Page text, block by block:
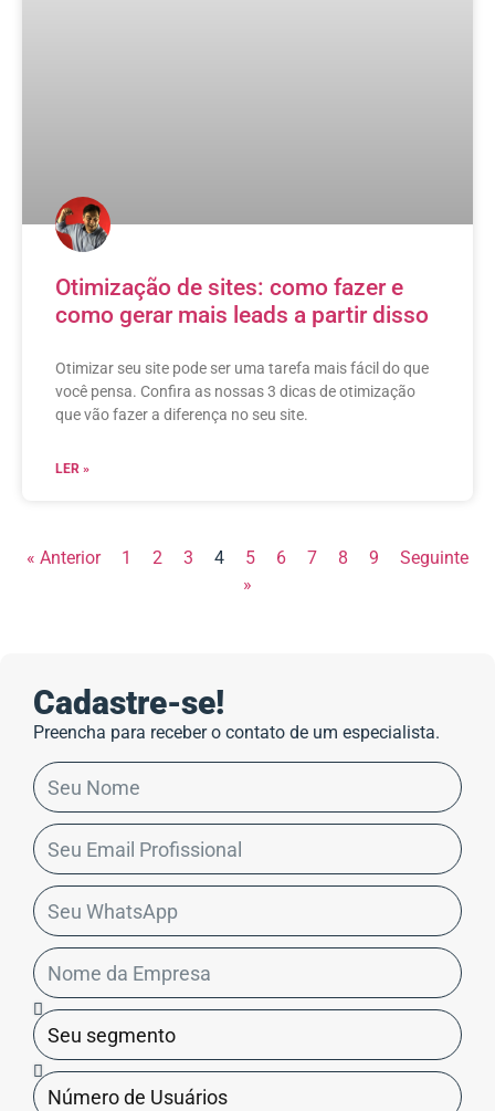
Otimização de sites: como fazer e
como gerar mais leads a partir disso
Otimizar seu site pode ser uma tarefa mais fácil do que
você pensa. Confira as nossas 3 dicas de otimização
que vão fazer a diferença no seu site.
LER »
« Anterior 1 2 3 4 5 6 7 8 9
Seguinte
»
Cadastre-se!
Preencha para receber o contato de um especialista.